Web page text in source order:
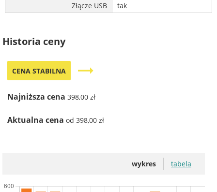
Złącze USB
tak
Historia ceny
CENA STABILNA trending_flat
Najniższa cena 398,00 zł
Aktualna cena od 398,00 zł
wykres tabela